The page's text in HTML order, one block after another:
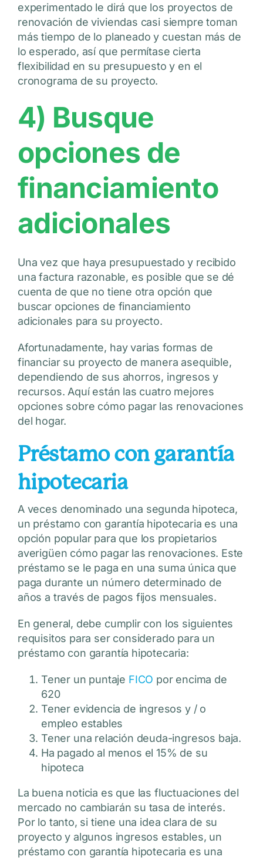
experimentado le dirá que los proyectos de
renovación de viviendas casi siempre toman
más tiempo de lo planeado y cuestan más de
lo esperado, así que permítase cierta
flexibilidad en su presupuesto y en el
cronograma de su proyecto.
4) Busque
opciones de
financiamiento
adicionales
Una vez que haya presupuestado y recibido
una factura razonable, es posible que se dé
cuenta de que no tiene otra opción que
buscar opciones de financiamiento
adicionales para su proyecto.
Afortunadamente, hay varias formas de
financiar su proyecto de manera asequible,
dependiendo de sus ahorros, ingresos y
recursos. Aquí están las cuatro mejores
opciones sobre cómo pagar las renovaciones
del hogar.
Préstamo con garantía
hipotecaria
A veces denominado una segunda hipoteca,
un préstamo con garantía hipotecaria es una
opción popular para que los propietarios
averigüen cómo pagar las renovaciones. Este
préstamo se le paga en una suma única que
paga durante un número determinado de
años a través de pagos fijos mensuales.
En general, debe cumplir con los siguientes
requisitos para ser considerado para un
préstamo con garantía hipotecaria:
Tener un puntaje FICO por encima de
620
Tener evidencia de ingresos y / o
empleo estables
Tener una relación deuda-ingresos baja.
Ha pagado al menos el 15% de su
hipoteca
La buena noticia es que las fluctuaciones del
mercado no cambiarán su tasa de interés.
Por lo tanto, si tiene una idea clara de su
proyecto y algunos ingresos estables, un
préstamo con garantía hipotecaria es una